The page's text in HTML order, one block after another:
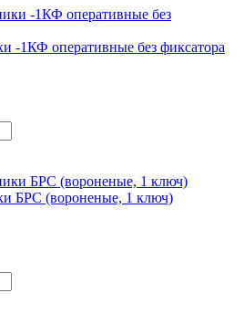
-1КФ оперативные без фиксатора
БРС (вороненые, 1 ключ)